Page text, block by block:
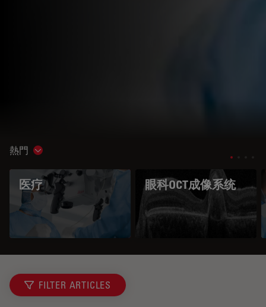
熱門 Show subnavigation
医疗 眼科OCT成像系统
FILTER ARTICLES